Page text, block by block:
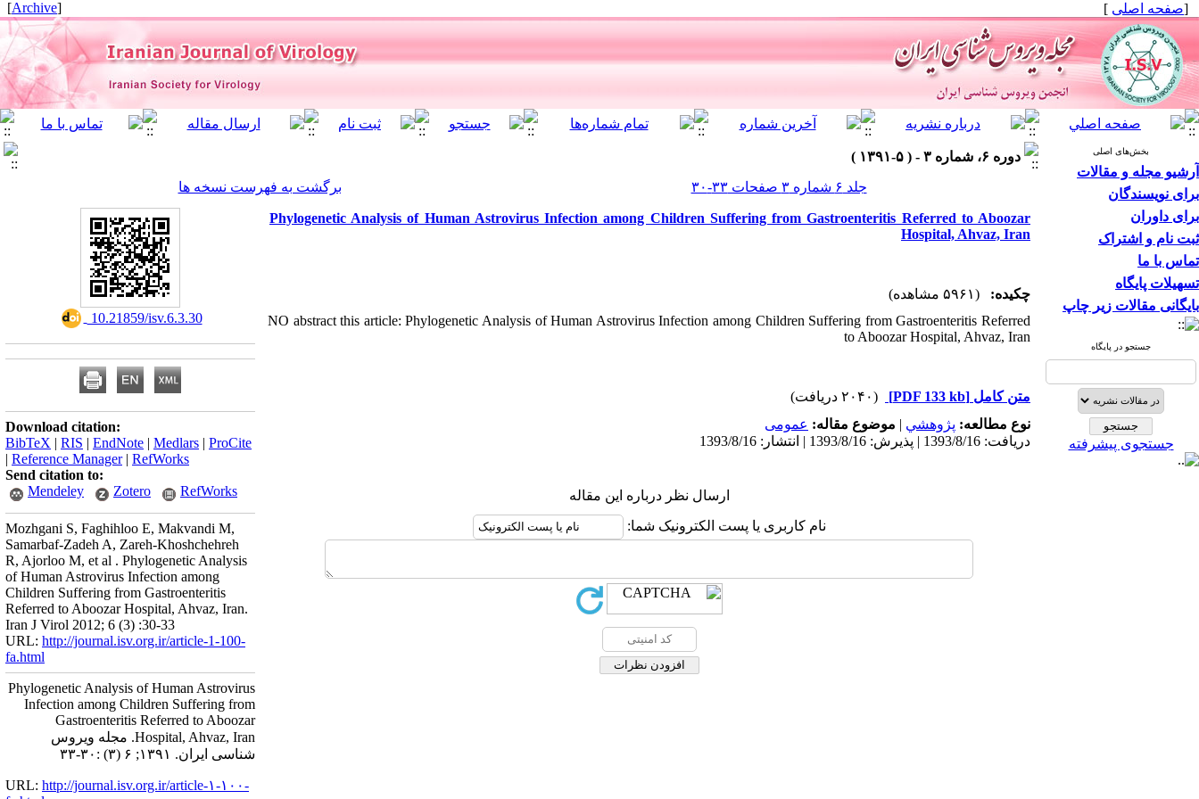
[صفحه اصلی ]
[
Archive
]
بخش‌های اصلی
آرشیو مجله و مقالات
برای نویسندگان
برای داوران
ثبت نام و اشتراک
تماس با ما
تسهیلات پایگاه
بایگانی مقالات زیر چاپ
جستجو در پایگاه
جستجوی پیشرفته
دوره ۶، شماره ۳ - ( ۵-۱۳۹۱ )
جلد ۶ شماره ۳ صفحات ۳۳-۳۰
برگشت به فهرست نسخه ها
Phylogenetic Analysis of Human Astrovirus Infection among Children Suffering from Gastroenteritis Referred to Aboozar
Hospital, Ahvaz, Iran
چکیده:
(۵۹۶۱ مشاهده)
NO abstract this article: Phylogenetic Analysis of Human Astrovirus Infection among Children Suffering from Gastroenteritis Referred
to Aboozar Hospital, Ahvaz, Iran
متن کامل [PDF 133 kb]
(۲۰۴۰ دریافت)
نوع مطالعه: پژوهشي | موضوع مقاله: عمومى
دریافت: 1393/8/16 | پذیرش: 1393/8/16 | انتشار: 1393/8/16
ارسال نظر درباره این مقاله
نام کاربری یا پست الکترونیک شما:
‎ 10.21859/isv.6.3.30
Download citation:
BibTeX | RIS | EndNote | Medlars | ProCite
| Reference Manager| RefWorks
Send citation to:
Mendeley
Zotero RefWorks
Mozhgani S, Faghihloo E, Makvandi M,
Samarbaf-Zadeh A, Zareh-Khoshchehreh
R, Ajorloo M, et al . Phylogenetic Analysis
of Human Astrovirus Infection among
Children Suffering from Gastroenteritis
Referred to Aboozar Hospital, Ahvaz, Iran.
Iran J Virol 2012; 6 (3) :30-33
URL: http://journal.isv.org.ir/article-1-100-
fa.html
Phylogenetic Analysis of Human Astrovirus
Infection among Children Suffering from
Gastroenteritis Referred to Aboozar
Hospital, Ahvaz, Iran. مجله ویروس
شناسی ایران. ۱۳۹۱; ۶ (۳) :۳۰-۳۳
URL: http://journal.isv.org.ir/article-۱-۱۰۰-